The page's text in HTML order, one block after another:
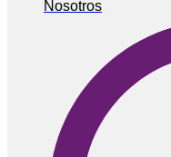
Nosotros